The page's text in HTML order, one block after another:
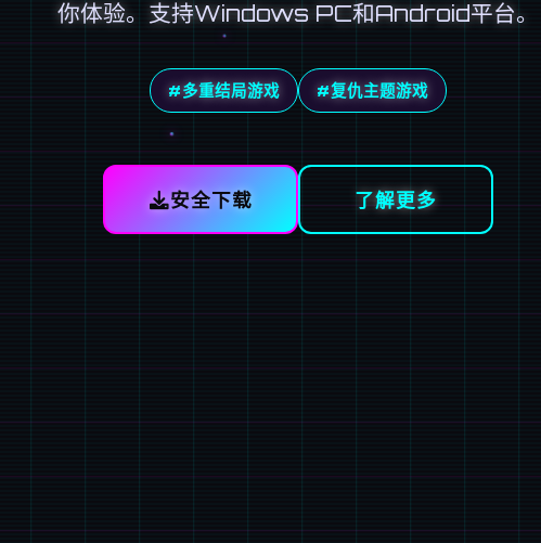
你体验。支持Windows PC和Android平台。
#多重结局游戏 #复仇主题游戏
安全下载 了解更多